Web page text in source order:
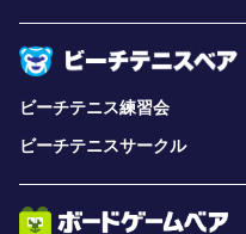
ビーチテニス練習会
ビーチテニスサークル